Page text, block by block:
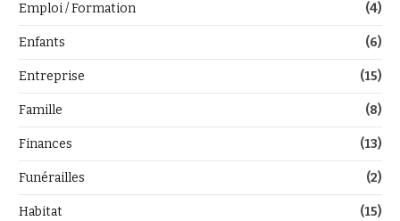
Emploi / Formation (4)
Enfants (6)
Entreprise (15)
Famille (8)
Finances (13)
Funérailles (2)
Habitat (15)